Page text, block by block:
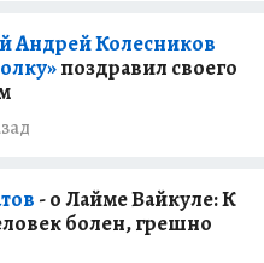
«Вече»,
Андрей Колесников
поздравил своего
- о Лайме Вайкуле: К
болен, грешно